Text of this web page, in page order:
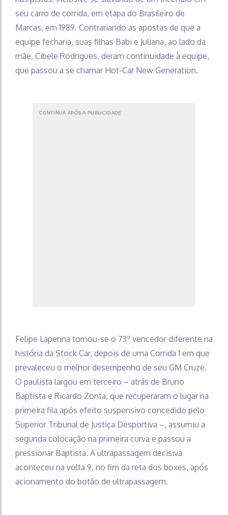
seu carro de corrida, em etapa do Brasileiro de
Marcas, em 1989. Contrariando as apostas de que a
equipe fecharia, suas filhas Babi e Juliana, ao lado da
mãe, Cibele Rodrigues, deram continuidade à equipe,
que passou a se chamar Hot-Car New Generation.
CONTINUA APÓS A PUBLICIDADE
Felipe Lapenna tornou-se o 73º vencedor diferente na
história da Stock Car, depois de uma Corrida 1 em que
prevaleceu o melhor desempenho de seu GM Cruze.
O paulista largou em terceiro – atrás de Bruno
Baptista e Ricardo Zonta, que recuperaram o lugar na
primeira fila após efeito suspensivo concedido pelo
Superior Tribunal de Justiça Desportiva –, assumiu a
segunda colocação na primeira curva e passou a
pressionar Baptista. A ultrapassagem decisiva
aconteceu na volta 9, no fim da reta dos boxes, após
acionamento do botão de ultrapassagem.